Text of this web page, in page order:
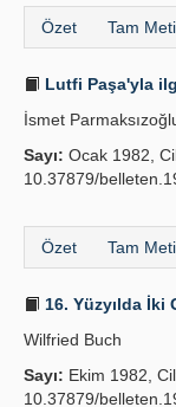
Özet Tam
Lutfi Paşa'yla
İsmet
Sayı: Ocak 1982,
10.37879/
Özet Tam
16. Yüzyılda İki
Wilfried Buch
Sayı: Ekim 1982,
10.37879/